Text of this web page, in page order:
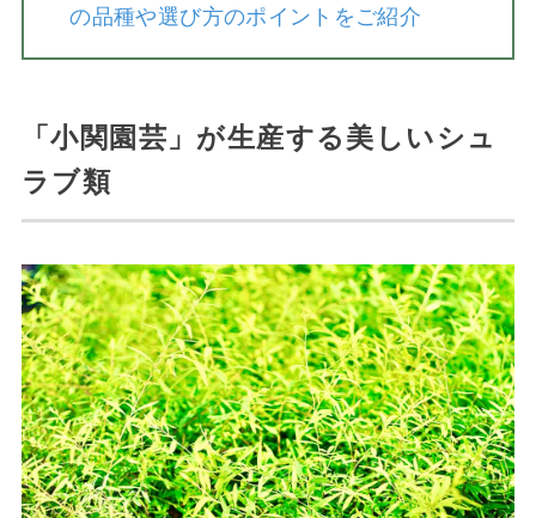
の品種や選び方のポイントをご紹介
「小関園芸」が生産する美しいシュ
ラブ類